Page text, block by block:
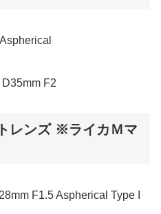
F2
レンズ ※ライカＭマ
F1.5 Aspherical Type I